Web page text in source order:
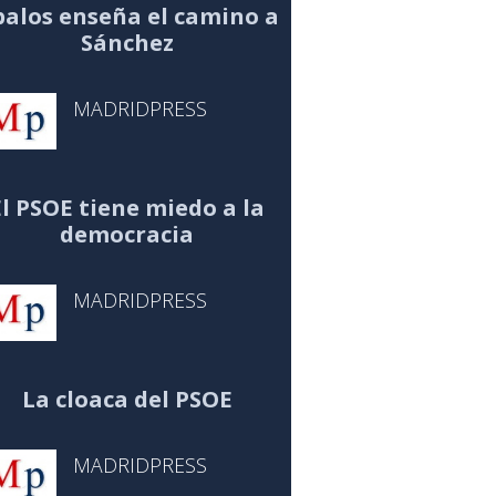
enseña el camino a
Sánchez
MADRIDPRESS
PSOE tiene miedo a la
democracia
MADRIDPRESS
La cloaca del PSOE
MADRIDPRESS